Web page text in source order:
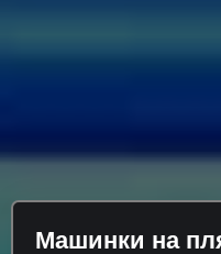
Машинки на